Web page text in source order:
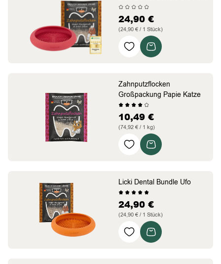
24,90 €
(24,90 € / 1 Stück)
Rutsch- & Spritzschutz
Stressreduktion und
Nutzung
Zahnputzflocken
Großpackung Papie Katze
10,49 €
(74,92 € / 1 kg)
intensiv Zahnstein weg
auf der Schleckmatte
Licki Dental Bundle Ufo
24,90 €
(24,90 € / 1 Stück)
Rutsch- & Spritzschutz
Stressreduktion und